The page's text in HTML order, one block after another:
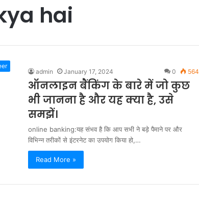
hai
admin January 17, 2024 0 564
ऑनलाइन बैंकिंग के बारे में जो कुछ
भी जानना है और यह क्या है, उसे
समझें।
online banking:यह संभव है कि आप सभी ने बड़े पैमाने पर और
विभिन्न तरीकों से इंटरनेट का उपयोग किया हो,…
Read More »